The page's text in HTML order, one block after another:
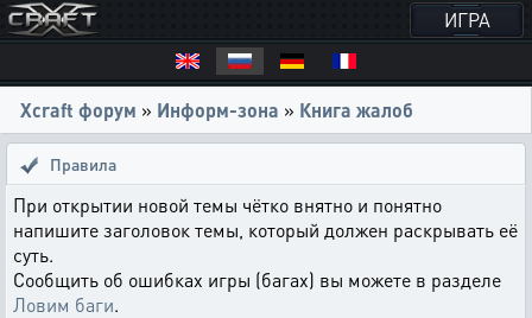
ИГРА
Xcraft форум » Информ-зона » Книга жалоб
Правила
При открытии новой темы чётко внятно и понятно
напишите заголовок темы, который должен раскрывать её
суть.
Сообщить об ошибках игры (багах) вы можете в разделе
Ловим баги.